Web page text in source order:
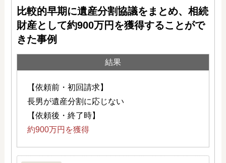
比較的早期に遺産分割協議をまとめ、相続
財産として約900万円を獲得することがで
きた事例
結果
【依頼前・初回請求】
長男が遺産分割に応じない
【依頼後・終了時】
約900万円を獲得